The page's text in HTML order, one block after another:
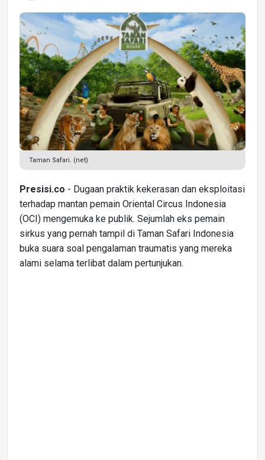
Taman Safari. (net)
Presisi.co - Dugaan praktik kekerasan dan eksploitasi
terhadap mantan pemain Oriental Circus Indonesia
(OCI) mengemuka ke publik. Sejumlah eks pemain
sirkus yang pernah tampil di Taman Safari Indonesia
buka suara soal pengalaman traumatis yang mereka
alami selama terlibat dalam pertunjukan.